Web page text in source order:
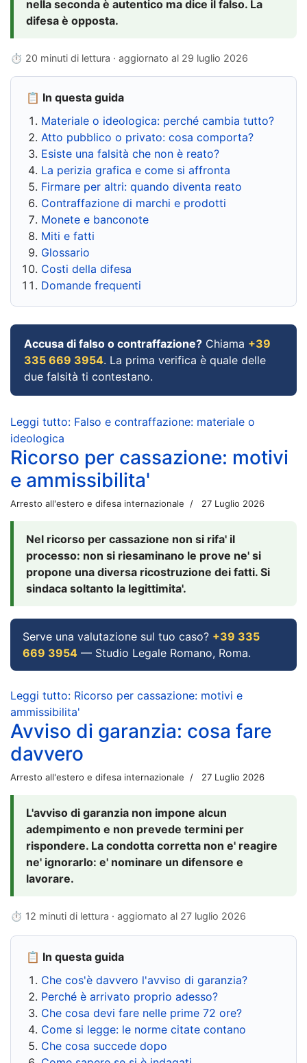
nella seconda è autentico ma dice il falso. La
difesa è opposta.
⏱ 20 minuti di lettura · aggiornato al 29 luglio 2026
📋 In questa guida
Materiale o ideologica: perché cambia tutto?
Atto pubblico o privato: cosa comporta?
Esiste una falsità che non è reato?
La perizia grafica e come si affronta
Firmare per altri: quando diventa reato
Contraffazione di marchi e prodotti
Monete e banconote
Miti e fatti
Glossario
Costi della difesa
Domande frequenti
Accusa di falso o contraffazione? Chiama +39
335 669 3954. La prima verifica è quale delle
due falsità ti contestano.
Leggi tutto: Falso e contraffazione: materiale o
ideologica
Ricorso per cassazione: motivi
e ammissibilita'
Arresto all'estero e difesa internazionale 27 Luglio 2026
Nel ricorso per cassazione non si rifa' il
processo: non si riesaminano le prove ne' si
propone una diversa ricostruzione dei fatti. Si
sindaca soltanto la legittimita'.
Serve una valutazione sul tuo caso? +39 335
669 3954 — Studio Legale Romano, Roma.
Leggi tutto: Ricorso per cassazione: motivi e
ammissibilita'
Avviso di garanzia: cosa fare
davvero
Arresto all'estero e difesa internazionale 27 Luglio 2026
L'avviso di garanzia non impone alcun
adempimento e non prevede termini per
rispondere. La condotta corretta non e' reagire
ne' ignorarlo: e' nominare un difensore e
lavorare.
⏱ 12 minuti di lettura · aggiornato al 27 luglio 2026
📋 In questa guida
Che cos'è davvero l'avviso di garanzia?
Perché è arrivato proprio adesso?
Che cosa devi fare nelle prime 72 ore?
Come si legge: le norme citate contano
Che cosa succede dopo